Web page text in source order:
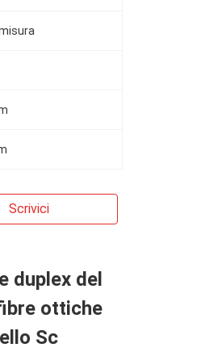
Scrivici
duplex del
ottiche
Sc